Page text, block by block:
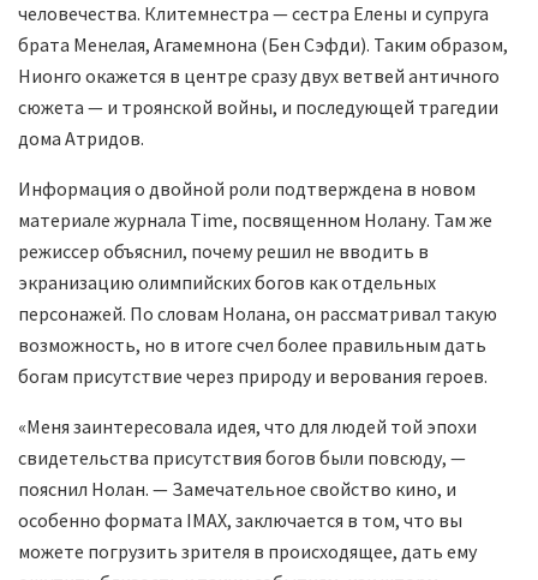
человечества. Клитемнестра — сестра Елены и супруга
брата Менелая, Агамемнона (Бен Сэфди). Таким образом,
Нионго окажется в центре сразу двух ветвей античного
сюжета — и троянской войны, и последующей трагедии
дома Атридов.
Информация о двойной роли подтверждена в новом
материале журнала Time, посвященном Нолану. Там же
режиссер объяснил, почему решил не вводить в
экранизацию олимпийских богов как отдельных
персонажей. По словам Нолана, он рассматривал такую
возможность, но в итоге счел более правильным дать
богам присутствие через природу и верования героев.
«Меня заинтересовала идея, что для людей той эпохи
свидетельства присутствия богов были повсюду, —
пояснил Нолан. — Замечательное свойство кино, и
особенно формата IMAX, заключается в том, что вы
можете погрузить зрителя в происходящее, дать ему